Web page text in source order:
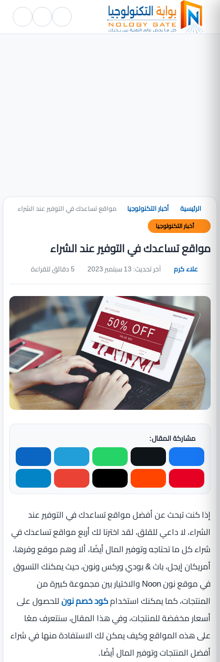
الرئيسية أخبار التكنولوجيا مواقع تساعدك في التوفير عند الشراء
أخبار التكنولوجيا
مواقع تساعدك في التوفير عند الشراء
علاء كرم آخر تحديث: 13 سبتمبر 2023
مشاركة المقال:
إذا كنت تبحث عن أفضل مواقع تساعدك في التوفير عند
الشراء، لا داعي للقلق، لقد اخترنا لك أربع مواقع تساعدك في
شراء كل ما تحتاجه وتوفير المال أيضًا، ألا وهم موقع وفرها،
أمريكان إيجل، باث & بودي وركس ونون، حيث يمكنك التسوق
في موقع نون Noon والاختيار بين مجموعة كبيرة من
المنتجات، كما يمكنك استخدامكود خصم نونللحصول على
أسعار مخفضة للمنتجات، وفي هذا المقال، سنتعرف معًا
على هذه المواقع وكيف يمكن لك الاستفادة منها في شراء
أفضل المنتجات وتوفير المال أيضًا.